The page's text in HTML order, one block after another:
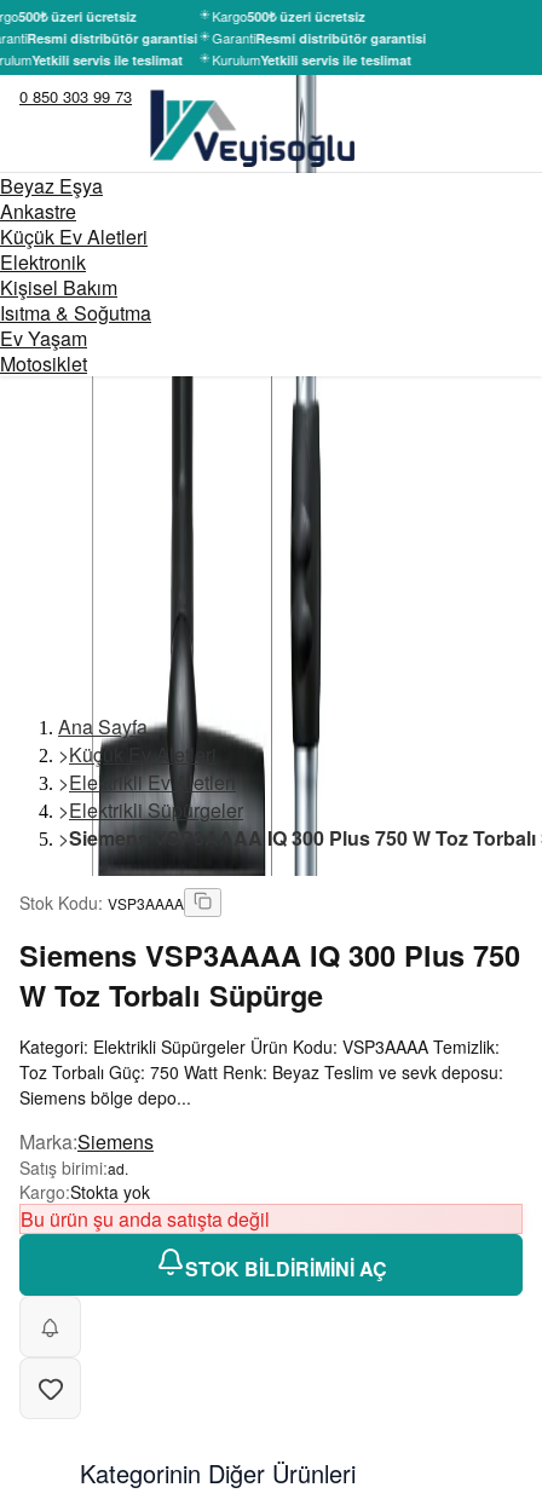
500₺ üzeri ücretsiz
Resmi distribütör garantisi
Yetkili servis ile teslimat
Kargo500₺ üzeri ücretsiz
GarantiResmi distribütör garantisi
KurulumYetkili servis ile teslimat
0 850 303 99 73
Beyaz Eşya
Ankastre
Küçük Ev Aletleri
Elektronik
Kişisel Bakım
Isıtma & Soğutma
Ev Yaşam
Motosiklet
Ana Sayfa
>Küçük Ev Aletleri
>Elektrikli Ev Aletleri
>Elektrikli Süpürgeler
>Siemens VSP3AAAA IQ 300 Plus 750 W Toz
Stok Kodu: VSP3AAAA
Siemens VSP3AAAA IQ 300 Plus 750
W Toz Torbalı Süpürge
Kategori: Elektrikli Süpürgeler Ürün Kodu: VSP3AAAA Temizlik:
Toz Torbalı Güç: 750 Watt Renk: Beyaz Teslim ve sevk deposu:
Siemens bölge depo...
Marka:Siemens
Satış birimi:ad.
Kargo:Stokta yok
Bu ürün şu anda satışta değil
STOK BİLDİRİMİNİ AÇ
Kategorinin Diğer Ürünleri